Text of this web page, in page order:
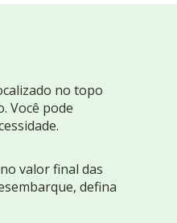
no topo
Você pode
valor final das
defina